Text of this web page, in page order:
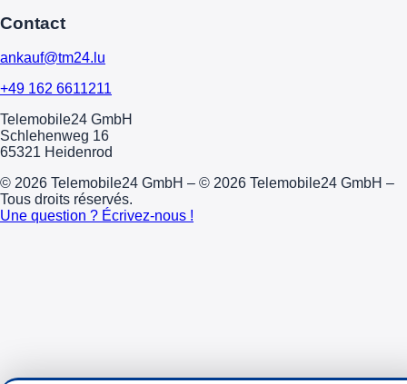
Contact
ankauf@tm24.lu
+49 162 6611211
Telemobile24 GmbH
Schlehenweg 16
65321 Heidenrod
© 2026 Telemobile24 GmbH – © 2026 Telemobile24 GmbH –
Tous droits réservés.
Une question ? Écrivez-nous !